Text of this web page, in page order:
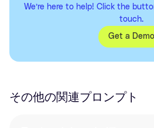
We’re here to help! Click the
touch.
Get a Demo
その他の関連プロンプト